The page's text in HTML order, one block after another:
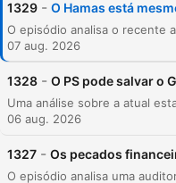
00:03:10
00:04:00
1329 - O Hamas está
07 aug. 2026
1328 - O PS pode salvar o
06 aug. 2026
1327 - Os pecados